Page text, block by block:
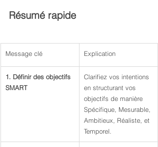
Résumé rapide
Message clé Explication
1. Définir des objectifs
SMART
Clarifiez vos intentions
en structurant vos
objectifs de manière
Spécifique, Mesurable,
Ambitieux, Réaliste, et
Temporel.